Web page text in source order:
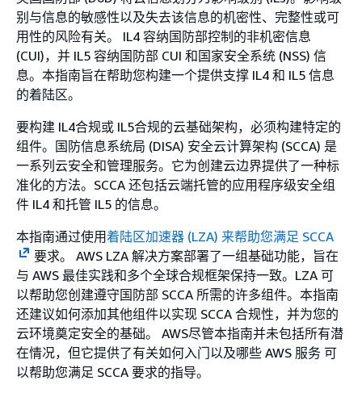
别与信息的敏感性以及失去该信息的机密性、完整性或可
用性的风险有关。 IL4 容纳国防部控制的非机密信息
(CUI)，并 IL5 容纳国防部 CUI 和国家安全系统 (NSS) 信
息。本指南旨在帮助您构建一个提供支撑 IL4 和 IL5 信息
的着陆区。
要构建 IL4合规或 IL5合规的云基础架构，必须构建特定的
组件。国防信息系统局 (DISA) 安全云计算架构 (SCCA) 是
一系列云安全和管理服务。它为创建云边界提供了一种标
准化的方法。SCCA 还包括云端托管的应用程序级安全组
件 IL4 和托管 IL5 的信息。
本指南通过使用着陆区加速器 (LZA) 来帮助您满足 SCCA
要求。 AWS LZA 解决方案部署了一组基础功能，旨在
与 AWS 最佳实践和多个全球合规框架保持一致。LZA 可
以帮助您创建遵守国防部 SCCA 所需的许多组件。本指南
还建议如何添加其他组件以实现 SCCA 合规性，并为您的
云环境奠定安全的基础。 AWS尽管本指南并未包括所有潜
在情况，但它提供了有关如何入门以及哪些 AWS 服务 可
以帮助您满足 SCCA 要求的指导。